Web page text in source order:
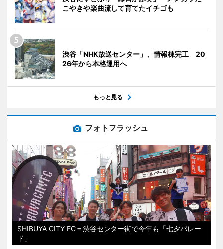
こやきや楽曲流して育てたイチゴも
渋谷「NHK放送センター」、情報棟完工 20
26年から本格運用へ
もっと見る
フォトフラッシュ
SHIBUYA CITY FC＝渋谷センター街で今年も「七夕パレー
ド」